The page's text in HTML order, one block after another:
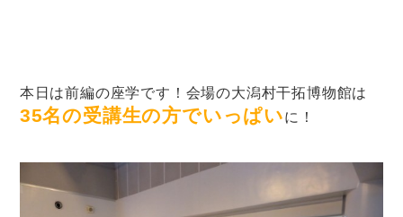
本日は前編の座学です！会場の大潟村干拓博物館は
35名の受講生の方でいっぱいに！